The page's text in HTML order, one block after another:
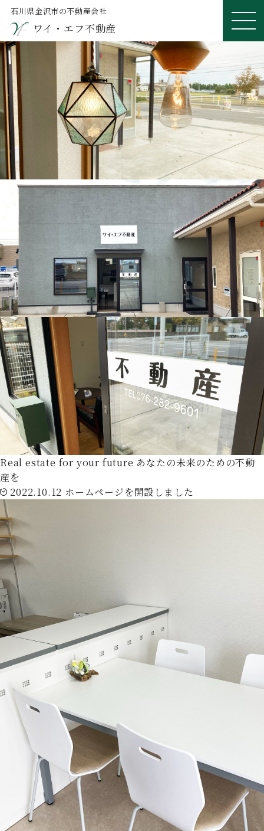
石川県金沢市の不動産会社
ワイ・エフ不動産
ME
NU
Real estate for your future あなたの未来のための不動
産を
2022.10.12 ホームページを開設しました